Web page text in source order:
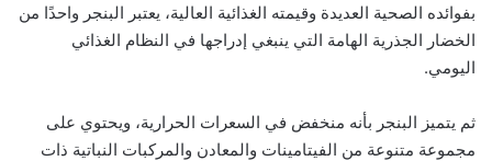
بفوائده الصحية العديدة وقيمته الغذائية العالية، يعتبر البنجر واحدًا من
الخضار الجذرية الهامة التي ينبغي إدراجها في النظام الغذائي
اليومي.
ثم يتميز البنجر بأنه منخفض في السعرات الحرارية، ويحتوي على
مجموعة متنوعة من الفيتامينات والمعادن والمركبات النباتية ذات